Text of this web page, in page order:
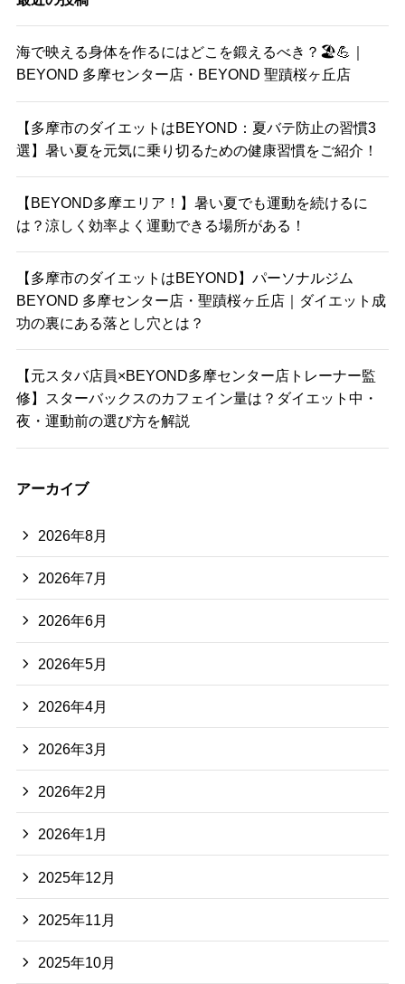
海で映える身体を作るにはどこを鍛えるべき？🏖️💪｜
BEYOND 多摩センター店・BEYOND 聖蹟桜ヶ丘店
【多摩市のダイエットはBEYOND：夏バテ防止の習慣3
選】暑い夏を元気に乗り切るための健康習慣をご紹介！
【BEYOND多摩エリア！】暑い夏でも運動を続けるに
は？涼しく効率よく運動できる場所がある！
【多摩市のダイエットはBEYOND】パーソナルジム
BEYOND 多摩センター店・聖蹟桜ヶ丘店｜ダイエット成
功の裏にある落とし穴とは？
【元スタバ店員×BEYOND多摩センター店トレーナー監
修】スターバックスのカフェイン量は？ダイエット中・
夜・運動前の選び方を解説
アーカイブ
2026年8月
2026年7月
2026年6月
2026年5月
2026年4月
2026年3月
2026年2月
2026年1月
2025年12月
2025年11月
2025年10月